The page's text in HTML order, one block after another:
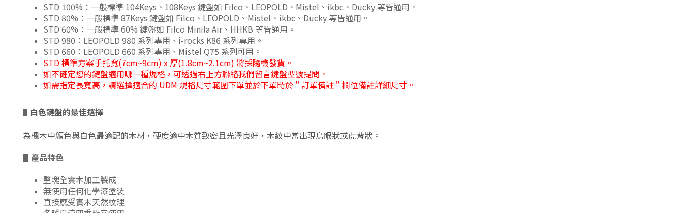
STD 100%：一般標準 104Keys、108Keys 鍵盤如 Filco、LEOPOLD、Mistel、ikbc、Ducky 等皆通用。
STD 80%：一般標準 87Keys 鍵盤如 Filco、LEOPOLD、Mistel、ikbc、Ducky 等皆通用。
STD 60%：一般標準 60% 鍵盤如 Filco Minila Air、HHKB 等皆通用。
STD 980：LEOPOLD 980 系列專用、i-rocks K86 系列專用。
STD 660：LEOPOLD 660 系列專用、Mistel Q75 系列可用。
STD 標準方案手托寬(7cm~9cm) x 厚(1.8cm~2.1cm) 將採隨機發貨。
如不確定您的鍵盤適用哪一種規格，可透過右上方聯絡我們留言鍵盤型號提問。
如需指定長寬高，請選擇適合的 UDM 規格尺寸範圍下單並於下單時於＂訂單備註＂欄位備註詳細尺寸。
▋ 白色鍵盤的最佳選擇
為楓木中顏色與白色最適配的木材，硬度適中木質致密且光澤良好，木紋中常出現鳥眼狀或虎背狀。
▋ 產品特色
整塊全實木加工製成
無使用任何化學漆塗裝
直接感受實木天然紋理